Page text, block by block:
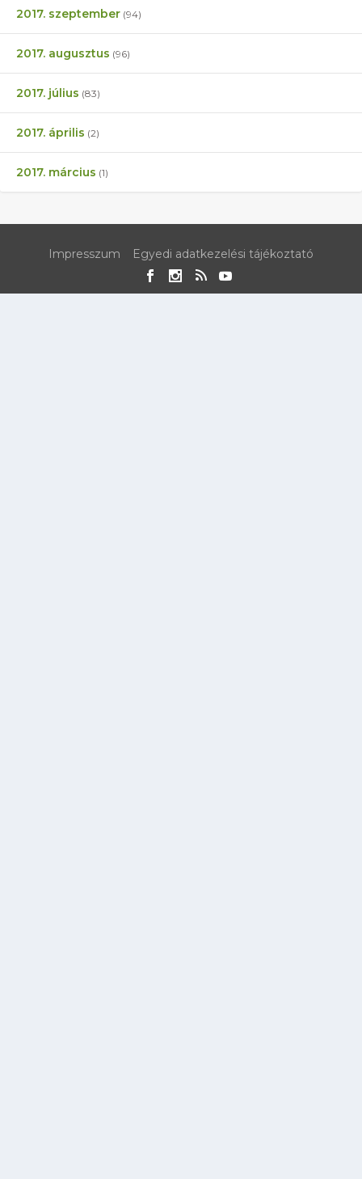
2017. szeptember (94)
2017. augusztus (96)
2017. július (83)
2017. április (2)
2017. március (1)
Impresszum Egyedi adatkezelési tájékoztató